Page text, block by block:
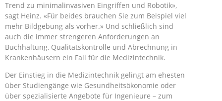
Trend zu minimalinvasiven Eingriffen und Robotik»,
sagt Heinz. «Für beides brauchen Sie zum Beispiel viel
mehr Bildgebung als vorher.» Und schließlich sind
auch die immer strengeren Anforderungen an
Buchhaltung, Qualitätskontrolle und Abrechnung in
Krankenhäusern ein Fall für die Medizintechnik.
Der Einstieg in die Medizintechnik gelingt am ehesten
über Studiengänge wie Gesundheitsökonomie oder
über spezialisierte Angebote für Ingenieure – zum